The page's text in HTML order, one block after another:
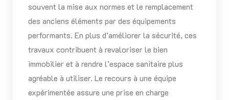
souvent la mise aux normes et le remplacement
des anciens éléments par des équipements
performants. En plus d’améliorer la sécurité, ces
travaux contribuent à revaloriser le bien
immobilier et à rendre l’espace sanitaire plus
agréable à utiliser. Le recours à une équipe
expérimentée assure une prise en charge